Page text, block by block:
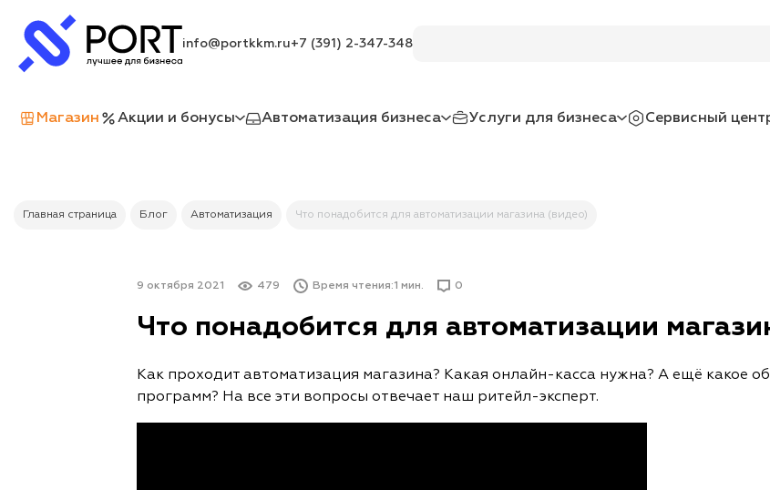
info@portkkm.ru+7 (391) 2-347-348
Магазин Акции и бонусы Автоматизация бизнеса Услуги для бизнеса Сервисный
Главная страница Блог Автоматизация Что понадобится для автоматизации магазина (видео)
9 октября 2021 479 Время чтения:1 мин. 0
Что понадобится для автоматизации
Как проходит автоматизация магазина? Какая онлайн-касса нужна? А ещё какое
программ? На все эти вопросы отвечает наш ритейл-эксперт.